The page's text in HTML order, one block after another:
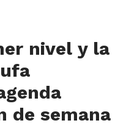
nivel y la
de semana